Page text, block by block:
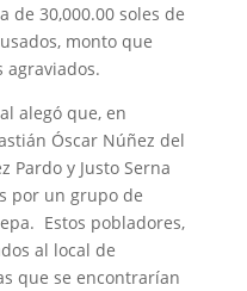
de 30,000.00 soles de
monto que
agraviados.
alegó que, en
Óscar Núñez del
Pardo y Justo Serna
por un grupo de
Estos pobladores,
al local de
que se encontrarían